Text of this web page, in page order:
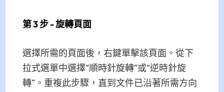
第 3 步 - 旋轉頁面
選擇所需的頁面後，右鍵單擊該頁面。從下
拉式選單中選擇“順時針旋轉”或“逆時針旋
轉”。重複此步驟，直到文件已沿著所需方向